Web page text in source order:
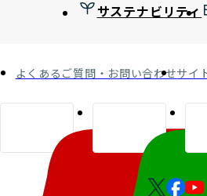
サステナビリティ
よくあるご質問・お問い合わせサイ